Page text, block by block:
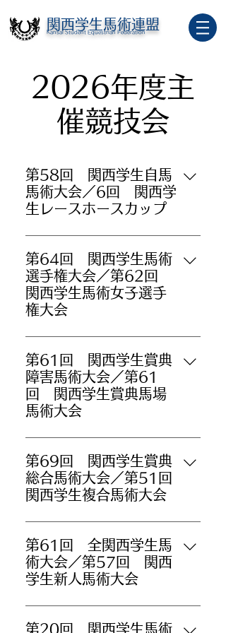
関西学生馬術連盟
Kansai Student Equestrian Federation
2026年度主
催競技会
第58回 関西学生自馬
馬術大会／6回 関西学
生レースホースカップ
第64回 関西学生馬術
選手権大会／第62回
関西学生馬術女子選手
権大会
第61回 関西学生賞典
障害馬術大会／第61
回 関西学生賞典馬場
馬術大会
第69回 関西学生賞典
総合馬術大会／第51回
関西学生複合馬術大会
第61回 全関西学生馬
術大会／第57回 関西
学生新人馬術大会
第20回 関西学生馬術